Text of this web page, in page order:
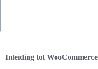
Inleiding tot WooCommerce